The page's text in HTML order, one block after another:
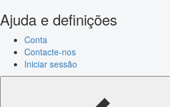
Ajuda e definições
Conta
Contacte-nos
Iniciar sessão